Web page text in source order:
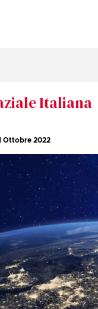
Italiana
Ottobre 2022